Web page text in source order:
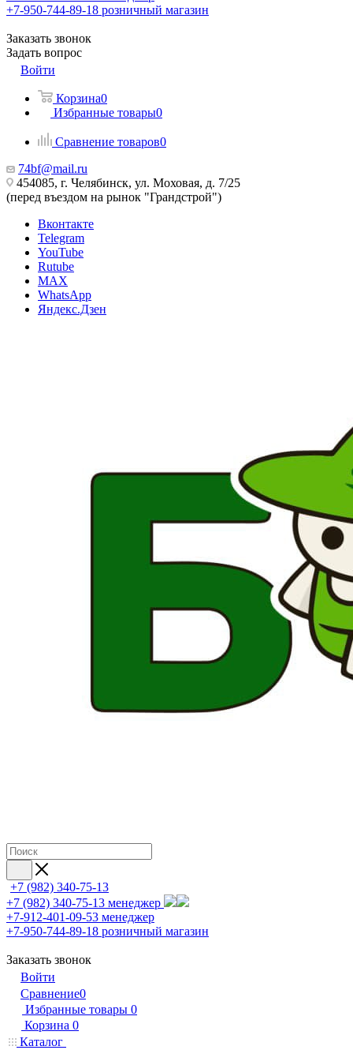
+7-950-744-89-18 розничный магазин
Заказать звонок
Задать вопрос
Войти
Корзина0
Избранные товары0
Сравнение товаров0
74bf@mail.ru
454085, г. Челябинск, ул. Моховая, д. 7/25
(перед въездом на рынок "Грандстрой")
Вконтакте
Telegram
YouTube
Rutube
MAX
WhatsApp
Яндекс.Дзен
+7 (982) 340-75-13
+7 (982) 340-75-13 менеджер
+7-912-401-09-53 менеджер
+7-950-744-89-18 розничный магазин
Заказать звонок
Войти
Сравнение0
Избранные товары 0
Корзина 0
Каталог